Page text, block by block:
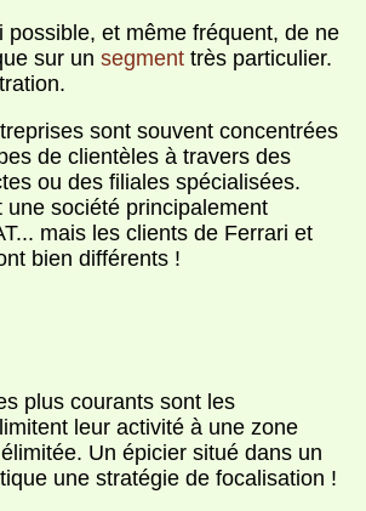
possible, et même fréquent, de ne
sur unsegment très particulier.
sont souvent concentrées
de clientèles à travers des
ou des filiales spécialisées.
une société principalement
mais les clients de Ferrari et
bien différents !
plus courants sont les
leur activité à une zone
Un épicier situé dans un
une stratégie de focalisation !